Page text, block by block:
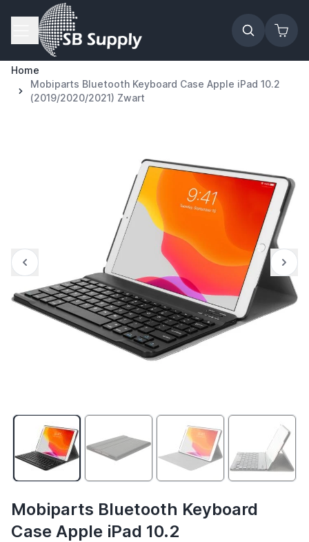
Ga naar de inhoud
Home
Mobiparts Bluetooth Keyboard Case Apple iPad 10.2
(2019/2020/2021) Zwart
Mobiparts Bluetooth Keyboard
Case Apple iPad 10.2